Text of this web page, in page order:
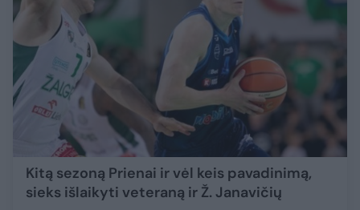
Kitą sezoną Prienai ir vėl keis pavadinimą,
sieks išlaikyti veteraną ir Ž. Janavičių